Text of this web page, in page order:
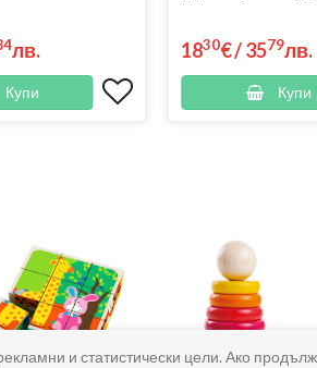
лв.
Купи
1830€/3579лв.
Купи
и статистически цели. Ако